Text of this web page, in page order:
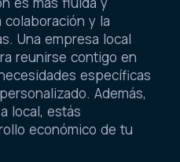
y la
Una empresa local
reunirse contigo en
específicas
Además,
local, estás
económico de tu